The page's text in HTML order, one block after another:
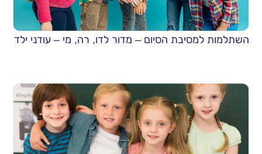
השתלמות למסיבת הסיום – מדור לדו, רה, מי – עודני ילד